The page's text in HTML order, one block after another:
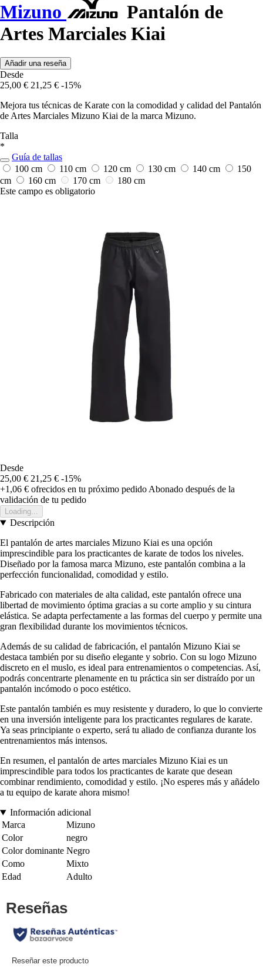
Mizuno
Pantalón de
Artes Marciales Kiai
Añadir una reseña
Desde
25,00 € 21,25 € -15%
Mejora tus técnicas de Karate con la comodidad y calidad del Pantalón
de Artes Marciales Mizuno Kiai de la marca Mizuno.
Talla
*
Guía de tallas
100 cm
110 cm 120 cm 130 cm 140 cm
150
cm
160 cm 170 cm
180 cm
Este campo es obligatorio
Desde
25,00 € 21,25 € -15%
+1,06 € ofrecidos en tu próximo pedido Abonado después de la
validación de tu pedido
Loading...
Descripción
El pantalón de artes marciales Mizuno Kiai es una opción
imprescindible para los practicantes de karate de todos los niveles.
Diseñado por la famosa marca Mizuno, este pantalón combina a la
perfección funcionalidad, comodidad y estilo.
Fabricado con materiales de alta calidad, este pantalón ofrece una
libertad de movimiento óptima gracias a su corte amplio y su cintura
elástica. Se adapta perfectamente a las formas del cuerpo y permite una
gran flexibilidad durante los movimientos técnicos.
Además de su calidad de fabricación, el pantalón Mizuno Kiai se
destaca también por su diseño elegante y sobrio. Con su logo Mizuno
discreto en el muslo, es ideal para entrenamientos o competencias. Así,
podrás concentrarte plenamente en tu práctica sin ser distraído por un
pantalón incómodo o poco estético.
Este pantalón también es muy resistente y duradero, lo que lo convierte
en una inversión inteligente para los practicantes regulares de karate.
Ya seas principiante o experto, será tu aliado de confianza durante los
entrenamientos más intensos.
En resumen, el pantalón de artes marciales Mizuno Kiai es un
imprescindible para todos los practicantes de karate que desean
combinar rendimiento, comodidad y estilo. ¡No esperes más y añádelo
a tu equipo de karate ahora mismo!
Información adicional
Marca
Mizuno
Color
negro
Color dominante Negro
Como
Mixto
Edad
Adulto